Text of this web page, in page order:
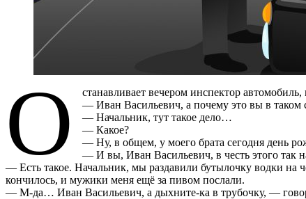
О
станавливает вечером инспектор
— Иван Васильевич, а почему это вы в таком
— Начальник, тут такое дело…
— Какое?
— Ну, в общем, у моего брата сегодня день
— И вы, Иван Васильевич, в честь этого так
— Есть такое. Начальник, мы раздавили бутылочку водки на
кончилось, и мужики меня ещё за пивом послали.
— М-да… Иван Васильевич, а дыхните-ка в трубочку, —